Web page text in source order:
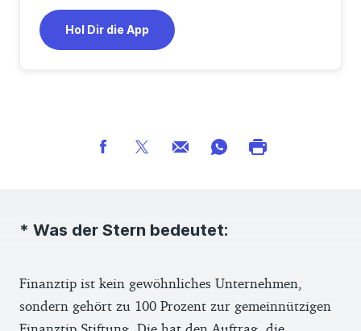
Hol Dir die App
* Was der Stern bedeutet:
Finanztip ist kein gewöhnliches Unternehmen,
sondern gehört zu 100 Prozent zur gemeinnützigen